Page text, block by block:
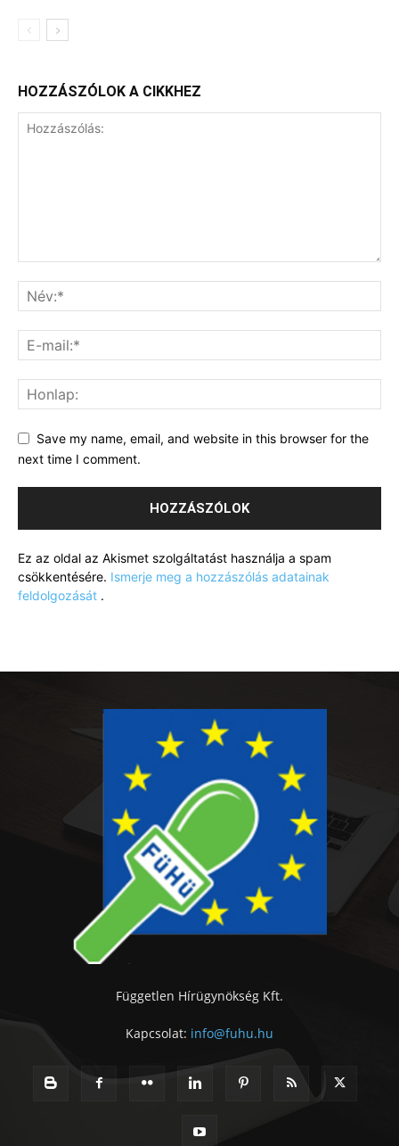
HOZZÁSZÓLOK A CIKKHEZ
Save my name, email, and website in this browser for the
next time I comment.
Ez az oldal az Akismet szolgáltatást használja a spam
csökkentésére. Ismerje meg a hozzászólás adatainak
feldolgozását .
Független Hírügynökség Kft.
Kapcsolat: info@fuhu.hu